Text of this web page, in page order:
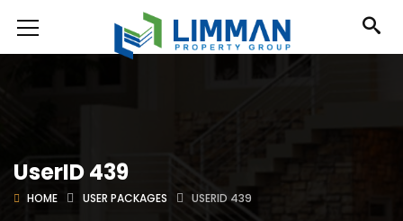
UserID 439
HOME USER PACKAGES USERID 439